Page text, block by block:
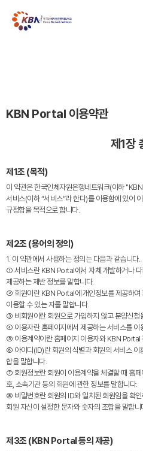
KBN Portal 이용약관
제1장
제1조 (목적)
이 약관은 한국인체자원은행네트워크(이하
서비스(이하 “서비스”라 한다)를 이용함에 있어
규정함을 목적으로 합니다.
제2조 (용어의 정의)
1. 이 약관에서 사용하는 정의는 다음과 같습니다.
① 서비스란 KBN Portal에서 자체 개발하거나 다
제공하는 제반 정보를 말합니다.
② 회원이란 KBN Portal에 개인정보를 제공하여
이용할 수 있는 자를 말합니다.
③ 비회원이란 회원으로 가입하지 않고 분양신청
④ 이용자란 홈페이지에서 제공하는 서비스를 이
⑤ 이용계약이란 홈페이지 이용자와 KBN Portal
⑥ 아이디(ID)란 회원의 식별과 회원의 서비스 이
합을 말합니다.
⑦ 회원정보란 회원이 이용계약을 체결할 때 홈
호, 소속기관 등의 회원에 관한 정보를 말합니다.
⑧ 비밀번호란 회원의 ID와 일치된 회원임을 확
회원 자신이 설정한 문자와 숫자의 조합을 말합니
제3조 (KBN Portal 등의 제공)